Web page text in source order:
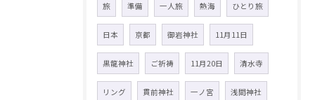
旅 準備 一人旅 熱海 ひとり旅
日本 京都 御岩神社 11月11日
黒龍神社 ご祈祷 11月20日 清水寺
リング 貫前神社 一ノ宮 浅間神社